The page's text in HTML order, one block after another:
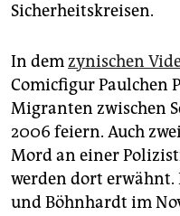
Sicherheitskreisen.
In demzynischen
Comicfigur Paulchen
Migranten zwischen
2006 feiern. Auch
Mord an einer
werden dort erwähnt.
und Böhnhardt im